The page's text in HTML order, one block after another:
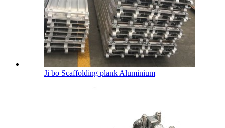
Ji bo Scaffolding plank Aluminium